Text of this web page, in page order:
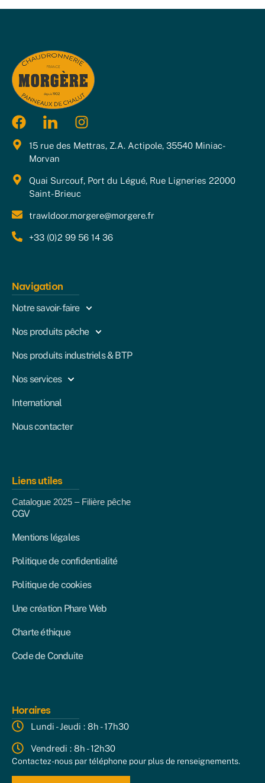
15 rue des Mettras, Z.A. Actipole, 35540 Miniac-
Morvan
Quai Surcouf, Port du Légué, Rue Ligneries 22000
Saint-Brieuc
trawldoor.morgere@morgere.fr
+33 (0)2 99 56 14 36
Navigation
Notre savoir-faire
Nos produits pêche
Nos produits industriels & BTP
Nos services
International
Nous contacter
Liens utiles
Catalogue 2025 – Filière pêche
CGV
Mentions légales
Politique de confidentialité
Politique de cookies
Une création Phare Web
Charte éthique
Code de Conduite
Horaires
Lundi - Jeudi : 8h - 17h30
Vendredi : 8h - 12h30
Contactez-nous par téléphone pour plus de renseignements.